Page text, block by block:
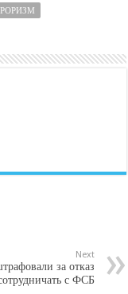
Next
за отказ
с ФСБ